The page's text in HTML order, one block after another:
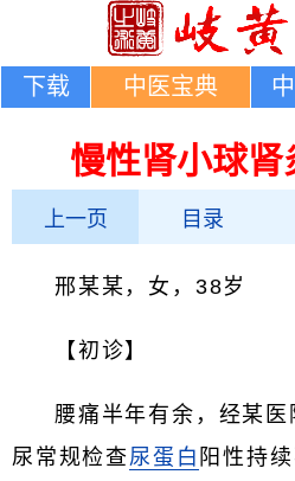
下载 中医宝典
慢性肾小球肾
上一页 目录
邢某某，女，38岁
【初诊】
腰痛半年有余，经某医
尿常规检查尿蛋白 阳性持